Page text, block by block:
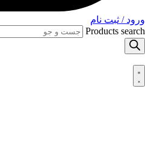
ورود / ثبت نام
Products search